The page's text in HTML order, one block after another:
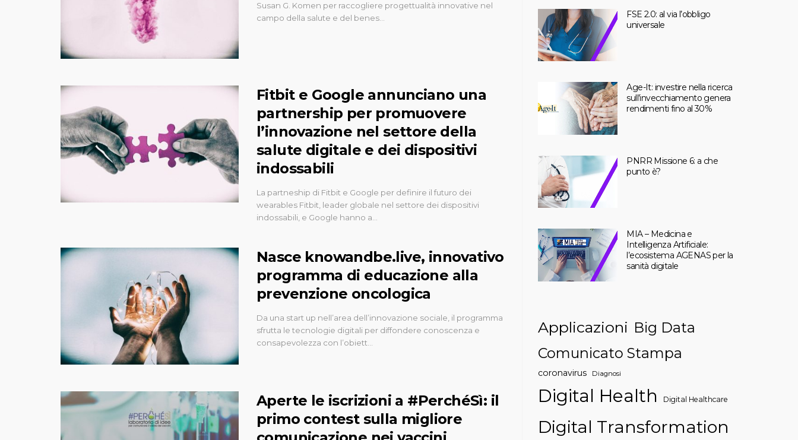
Susan G. Komen per raccogliere progettualità innovative nel
campo della salute e del benes…
Fitbit e Google annunciano una
partnership per promuovere
l’innovazione nel settore della
salute digitale e dei dispositivi
indossabili
La partneship di Fitbit e Google per definire il futuro dei
wearables Fitbit, leader globale nel settore dei dispositivi
indossabili, e Google hanno a…
Nasce knowandbe.live, innovativo
programma di educazione alla
prevenzione oncologica
Da una start up nell’area dell’innovazione sociale, il programma
sfrutta le tecnologie digitali per diffondere conoscenza e
consapevolezza con l’obiett…
Aperte le iscrizioni a #PerchéSì: il
primo contest sulla migliore
FSE 2.0: al via l’obbligo
universale
Age-It: investire nella ricerca
sull’invecchiamento genera
rendimenti fino al 30%
PNRR Missione 6: a che
punto è?
MIA – Medicina e
Intelligenza Artificiale:
l’ecosistema AGENAS per la
sanità digitale
Applicazioni Big Data
Comunicato Stampa
coronavirus Diagnosi
Digital Health Digital Healthcare
Digital Transformation